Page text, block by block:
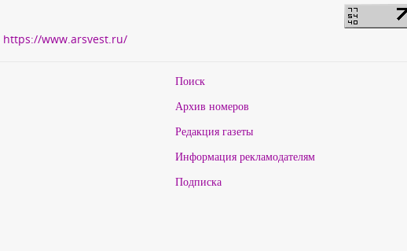
https://www.arsvest.ru/
Поиск
Архив номеров
Редакция газеты
Информация рекламодателям
Подписка